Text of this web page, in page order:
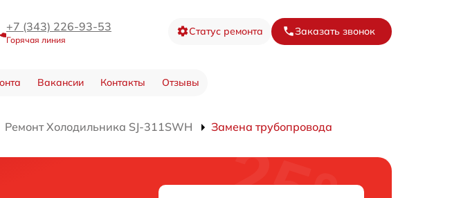
+7 (343) 226-93-53
Горячая линия
Статус ремонта Заказать звонок
Вакансии Контакты Отзывы
Ремонт Холодильника SJ-311SWH Замена трубопровода